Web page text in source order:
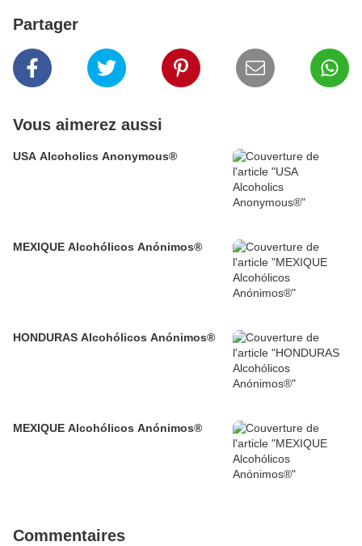
Partager
Vous aimerez aussi
USA Alcoholics Anonymous®
MEXIQUE Alcohólicos Anónimos®
HONDURAS Alcohólicos Anónimos®
MEXIQUE Alcohólicos Anónimos®
Commentaires